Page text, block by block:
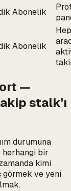
Abonelik
Abonelik
—
stalk'ı
durumuna
herhangi bir
kimi
görmek ve yeni